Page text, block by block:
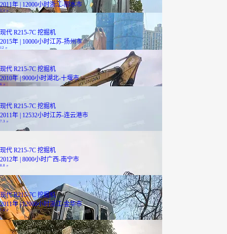
2011年 | 12000小时浙江-丽水市
5.3万
现代 R215-7C 挖掘机
2015年 | 10000小时江苏-扬州市
12
现代 R215-7C 挖掘机
2010年 | 9000小时湖北-十堰市
6 万
现代 R215-7C 挖掘机
2011年 | 12532小时江苏-连云港市
7.3
现代 R215-7C 挖掘机
2012年 | 8000小时广西-南宁市
8.8 万
现代 R215-7C 挖掘机
2011年 | 12000小时浙江-金华市
7.8万